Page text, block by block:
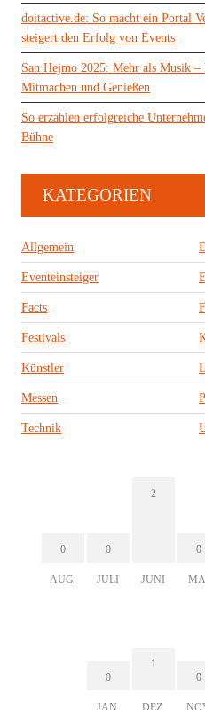
doitactive.de: So macht ein Portal
steigert den Erfolg von Events
San Hejmo 2025: Mehr als Musik
Mitmachen und Genießen
So erzählen erfolgreiche
Bühne
KATEGORIEN
Allgemein
Eventeinsteiger
Facts
Festivals
Künstler
Messen
Technik
0
AUG.
0
JULI
2
JUNI
0
0
JAN.
1
DEZ.
0